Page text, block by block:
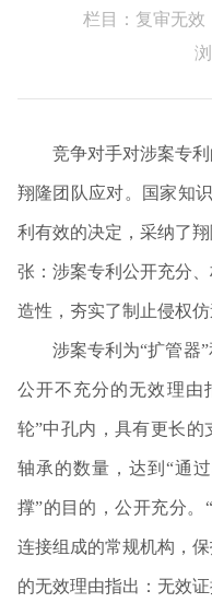
栏目：复审无效
竞争对手对涉案专
翔隆团队应对。国家知
利有效的决定，采纳了
张：涉案专利公开充分
造性，夯实了制止侵权仿
涉案专利为“扩管器
公开不充分的无效理由
轮”中孔内，具有更长
轴承的数量，达到“通
撑”的目的，公开充分。
连接组成的常规机构，
的无效理由指出：无效